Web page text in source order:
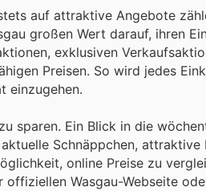
auf attraktive Angebote
großen Wert darauf, ihren
exklusiven
Preisen. So wird jedes
einzugehen.
sparen. Ein Blick in die
Schnäppchen,
online Preise zu
Wasgau-Webseite